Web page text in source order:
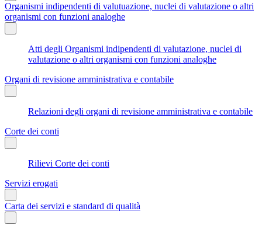
Organismi indipendenti di valutuazione, nuclei di valutazione o altri
organismi con funzioni analoghe
Atti degli Organismi indipendenti di valutazione, nuclei di
valutazione o altri organismi con funzioni analoghe
Organi di revisione amministrativa e contabile
Relazioni degli organi di revisione amministrativa e contabile
Corte dei conti
Rilievi Corte dei conti
Servizi erogati
Carta dei servizi e standard di qualità